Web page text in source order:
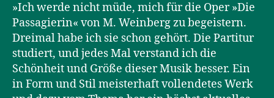
»Ich werde nicht müde, mich für die Oper »Die
Passagierin« von M. Weinberg zu begeistern.
Dreimal habe ich sie schon gehört. Die Partitur
studiert, und jedes Mal verstand ich die
Schönheit und Größe dieser Musik besser. Ein
in Form und Stil meisterhaft vollendetes Werk